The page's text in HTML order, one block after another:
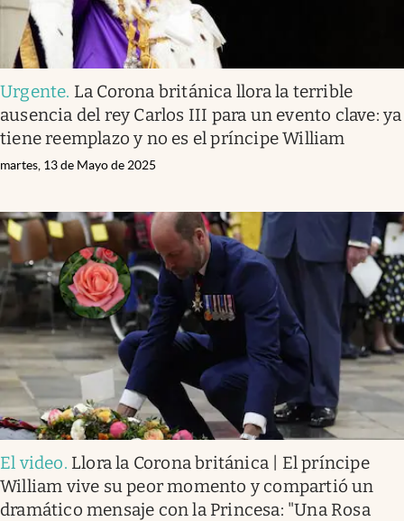
Urgente. La Corona británica llora la terrible
ausencia del rey Carlos III para un evento clave: ya
tiene reemplazo y no es el príncipe William
martes, 13 de Mayo de 2025
El video. Llora la Corona británica | El príncipe
William vive su peor momento y compartió un
dramático mensaje con la Princesa: "Una Rosa